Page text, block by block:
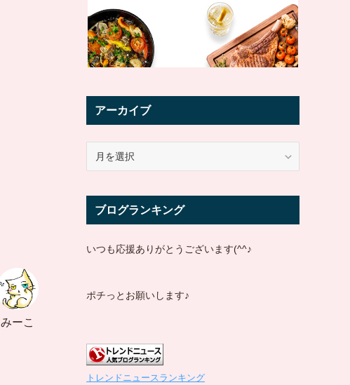
みーこ
アーカイブ
イ
ブログランキング
いつも応援ありがとうございます(^^♪
ポチっとお願いします♪
トレンドニュースランキング